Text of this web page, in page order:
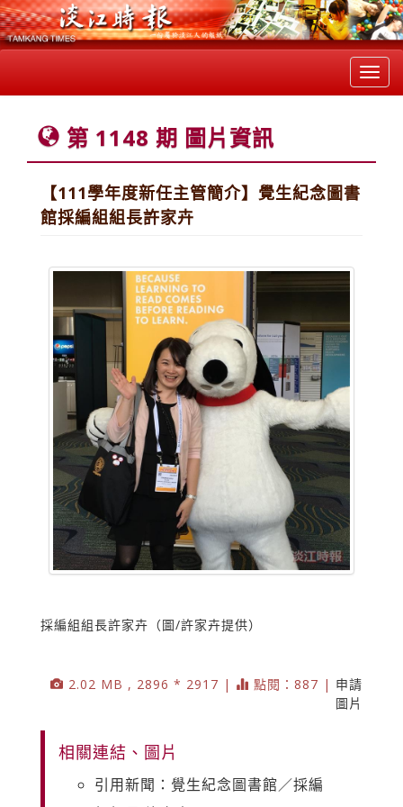
第 1148 期 圖片資訊
【111學年度新任主管簡介】覺生紀念圖書
館採編組組長許家卉
採編組組長許家卉（圖/許家卉提供）
2.02 MB , 2896 * 2917 | 點閱：887 | 申請
圖片
相關連結、圖片
引用新聞：覺生紀念圖書館／採編